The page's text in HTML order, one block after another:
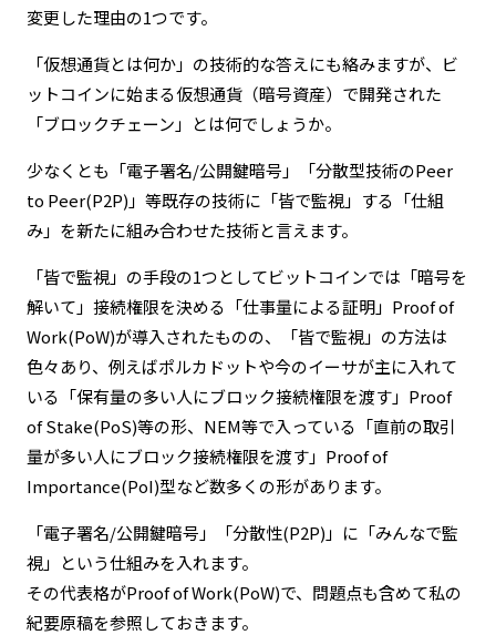
変更した理由の1つです。
「仮想通貨とは何か」の技術的な答えにも絡みますが、ビ
ットコインに始まる仮想通貨（暗号資産）で開発された
「ブロックチェーン」とは何でしょうか。
少なくとも「電子署名/公開鍵暗号」「分散型技術のPeer
to Peer(P2P)」等既存の技術に「皆で監視」する「仕組
み」を新たに組み合わせた技術と言えます。
「皆で監視」の手段の1つとしてビットコインでは「暗号を
解いて」接続権限を決める「仕事量による証明」Proof of
Work(PoW)が導入されたものの、「皆で監視」の方法は
色々あり、例えばポルカドットや今のイーサが主に入れて
いる「保有量の多い人にブロック接続権限を渡す」Proof
of Stake(PoS)等の形、NEM等で入っている「直前の取引
量が多い人にブロック接続権限を渡す」Proof of
Importance(PoI)型など数多くの形があります。
「電子署名/公開鍵暗号」「分散性(P2P)」に「みんなで監
視」という仕組みを入れます。
その代表格がProof of Work(PoW)で、問題点も含めて私の
紀要原稿を参照しておきます。